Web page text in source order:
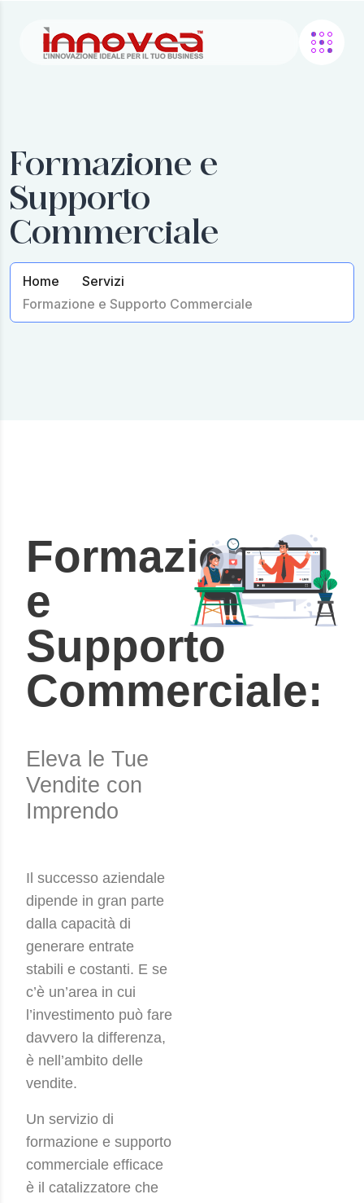
Formazione e
Supporto
Commerciale
Home
Servizi
Formazione e Supporto Commerciale
Formazione
e
Supporto
Commerciale:
Eleva le Tue
Vendite con
Imprendo
Il successo aziendale
dipende in gran parte
dalla capacità di
generare entrate
stabili e costanti. E se
c’è un’area in cui
l’investimento può fare
davvero la differenza,
è nell’ambito delle
vendite.
Un servizio di
formazione e supporto
commerciale efficace
è il catalizzatore che